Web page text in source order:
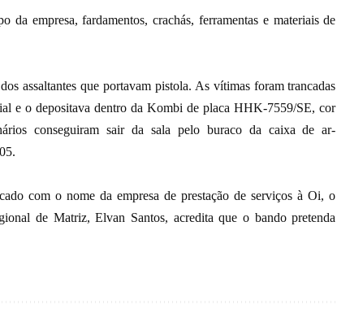
empresa, fardamentos, crachás, ferramentas e materiais de
assaltantes que portavam pistola. As vítimas foram trancadas
e o depositava dentro da Kombi de placa HHK-7559/SE, cor
conseguiram sair da sala pelo buraco da caixa de ar-
com o nome da empresa de prestação de serviços à Oi, o
de Matriz, Elvan Santos, acredita que o bando pretenda